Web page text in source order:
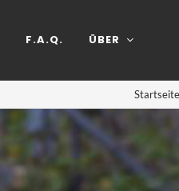
F.A.Q. ÜBER
Startseite